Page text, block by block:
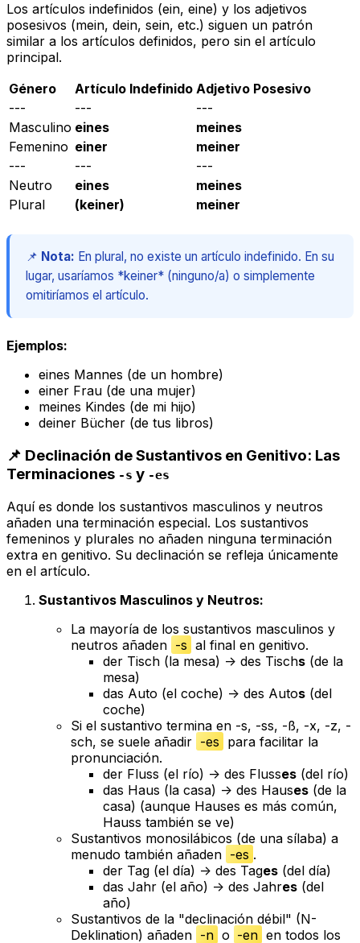
Los artículos indefinidos (ein, eine) y los adjetivos
posesivos (mein, dein, sein, etc.) siguen un patrón
similar a los artículos definidos, pero sin el artículo
principal.
Género
Artículo Indefinido Adjetivo Posesivo
---
---
---
Masculino eines
meines
Femenino einer
meiner
---
---
---
Neutro
eines
meines
Plural
(keiner) meiner
📌 Nota: En plural, no existe un artículo indefinido. En su
lugar, usaríamos *keiner* (ninguno/a) o simplemente
omitiríamos el artículo.
Ejemplos:
eines Mannes (de un hombre)
einer Frau (de una mujer)
meines Kindes (de mi hijo)
deiner Bücher (de tus libros)
📌 Declinación de Sustantivos en Genitivo: Las
Terminaciones -s y -es
Aquí es donde los sustantivos masculinos y neutros
añaden una terminación especial. Los sustantivos
femeninos y plurales no añaden ninguna terminación
extra en genitivo. Su declinación se refleja únicamente
en el artículo.
Sustantivos Masculinos y Neutros:
La mayoría de los sustantivos masculinos y
neutros añaden -s al final en genitivo.
der Tisch (la mesa) -> des Tischs (de la
mesa)
das Auto (el coche) -> des Autos (del
coche)
Si el sustantivo termina en -s, -ss, -ß, -x, -z, -
sch, se suele añadir -es para facilitar la
pronunciación.
der Fluss (el río) -> des Flusses (del río)
das Haus (la casa) -> des Hauses (de la
casa) (aunque Hauses es más común,
Hauss también se ve)
Sustantivos monosilábicos (de una sílaba) a
menudo también añaden -es .
der Tag (el día) -> des Tages (del día)
das Jahr (el año) -> des Jahres (del
año)
Sustantivos de la "declinación débil" (N-
Deklination) añaden -n o -en en todos los